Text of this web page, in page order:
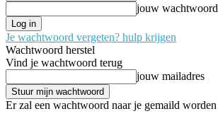
jouw wachtwoord
Je wachtwoord vergeten? hulp krijgen
Wachtwoord herstel
Vind je wachtwoord terug
jouw mailadres
Er zal een wachtwoord naar je gemaild worden